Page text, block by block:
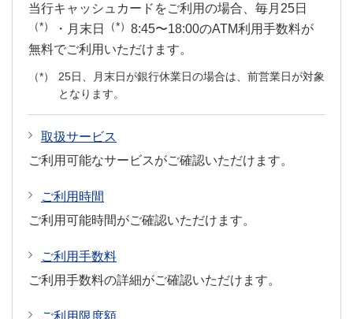
当行キャッシュカードをご利用の場合、毎月25日
（*） ・月末日 （*） 8:45〜18:00のATM利用手数料が
無料でご利用いただけます。
25日、月末日が銀行休業日の場合は、前営業日が対象
となります。
取扱サービス
ご利用可能なサービスがご確認いただけます。
ご利用時間
ご利用可能時間がご確認いただけます。
ご利用手数料
ご利用手数料の詳細がご確認いただけます。
ご利用限度額